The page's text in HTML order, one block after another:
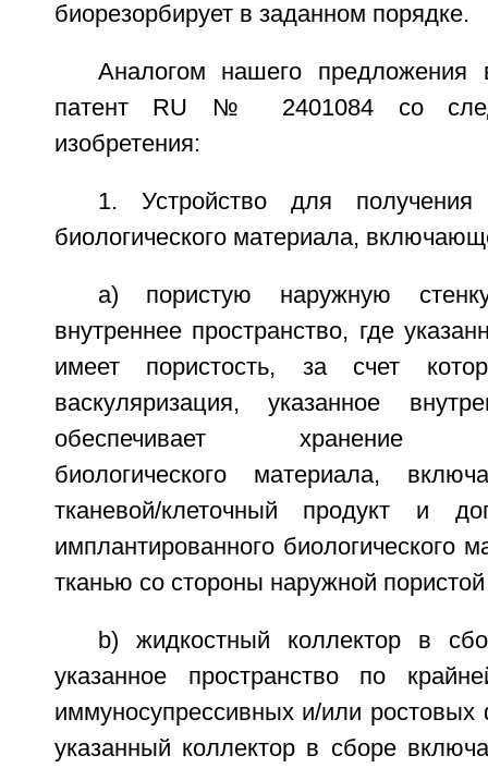
биорезорбирует в заданном порядке.
Аналогом нашего предложения
патент RU № 2401084 со
изобретения:
1. Устройство для получения
биологического материала,
a) пористую наружную
внутреннее пространство, где
имеет пористость, за счет
васкуляризация, указанное
обеспечивает хранение
биологического материала,
тканевой/клеточный продукт и
имплантированного биологического
тканью со стороны наружной пористой
b) жидкостный коллектор в
указанное пространство по
иммуносупрессивных и/или ростовых
указанный коллектор в сборе